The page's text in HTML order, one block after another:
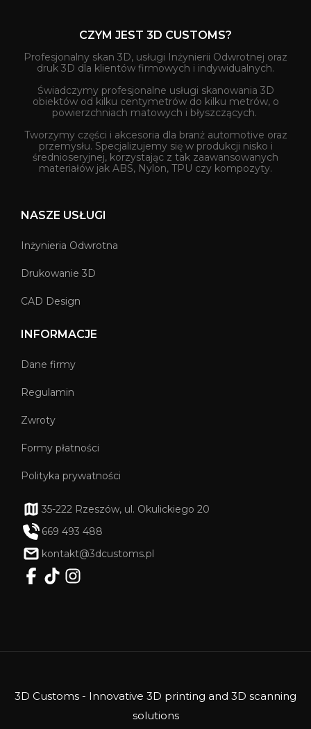
CZYM JEST 3D CUSTOMS?
Profesjonalny skan 3D, usługi Inżynierii Odwrotnej oraz
druk 3D dla klientów firmowych i indywidualnych.
Świadczymy profesjonalne usługi skanowania 3D
obiektów od kilku centymetrów do kilku metrów, o
powierzchniach matowych i błyszczących.
Tworzymy części i akcesoria dla branż automotive oraz
przemysłu. Specjalizujemy się w produkcji nisko i
średnioseryjnej, korzystając z tak zaawansowanych
materiałów jak ABS, Nylon, TPU czy kompozyty.
NASZE USŁUGI
Inżynieria Odwrotna
Drukowanie 3D
CAD Design
INFORMACJE
Dane firmy
Regulamin
Zwroty
Formy płatności
Polityka prywatności
35-222 Rzeszów, ul. Okulickiego 20
669 493 488
kontakt@3dcustoms.pl
3D Customs - Innovative 3D printing and 3D scanning
solutions